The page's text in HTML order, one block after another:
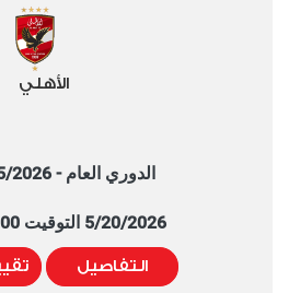
الأهلي
الدوري العام - 2025/2026
5/20/2026 التوقيت 8:00 PM
التفاصيل